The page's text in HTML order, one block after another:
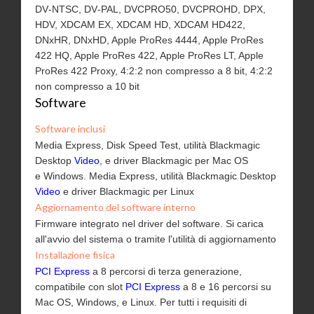
DV‑NTSC, DV‑PAL, DVCPRO50, DVCPROHD, DPX,
HDV, XDCAM EX, XDCAM HD, XDCAM HD422,
DNxHR, DNxHD, Apple ProRes 4444, Apple ProRes
422 HQ, Apple ProRes 422, Apple ProRes LT, Apple
ProRes 422 Proxy, 4:2:2 non compresso a 8 bit, 4:2:2
non compresso a 10 bit
Software
Software inclusi
Media Express, Disk Speed Test, utilità Blackmagic
Desktop Video , e driver Blackmagic per Mac OS
e Windows. Media Express, utilità Blackmagic Desktop
Video e driver Blackmagic per Linux
Aggiornamento del software interno
Firmware integrato nel driver del software. Si carica
all'avvio del sistema o tramite l'utilità di aggiornamento
Installazione fisica
PCI Express a 8 percorsi di terza generazione,
compatibile con slot PCI Express a 8 e 16 percorsi su
Mac OS, Windows, e Linux. Per tutti i requisiti di